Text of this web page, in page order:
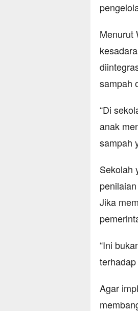
Menurut
sampah
“Di
anak
sampah
Sekolah
Jika
“Ini
Agar